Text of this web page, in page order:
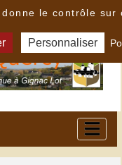
le contrôle sur
Personnaliser